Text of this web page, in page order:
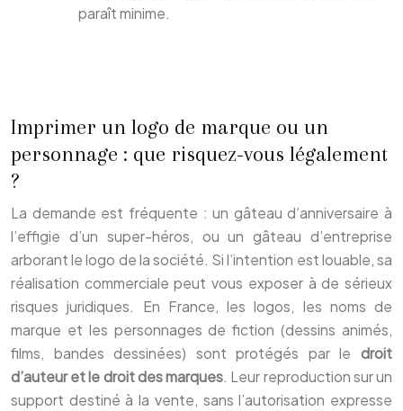
paraît minime.
Imprimer un logo de marque ou un
personnage : que risquez-vous légalement
?
La demande est fréquente : un gâteau d’anniversaire à
l’effigie d’un super-héros, ou un gâteau d’entreprise
arborant le logo de la société. Si l’intention est louable, sa
réalisation commerciale peut vous exposer à de sérieux
risques juridiques. En France, les logos, les noms de
marque et les personnages de fiction (dessins animés,
films, bandes dessinées) sont protégés par le droit
d’auteur et le droit des marques. Leur reproduction sur un
support destiné à la vente, sans l’autorisation expresse